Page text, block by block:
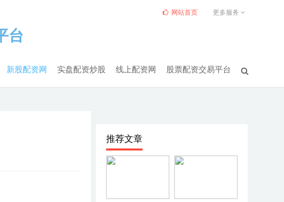
新股配资网 实盘配资炒股 线上配资网 股票配资交易平台
网站首页 更多服务
推荐文章